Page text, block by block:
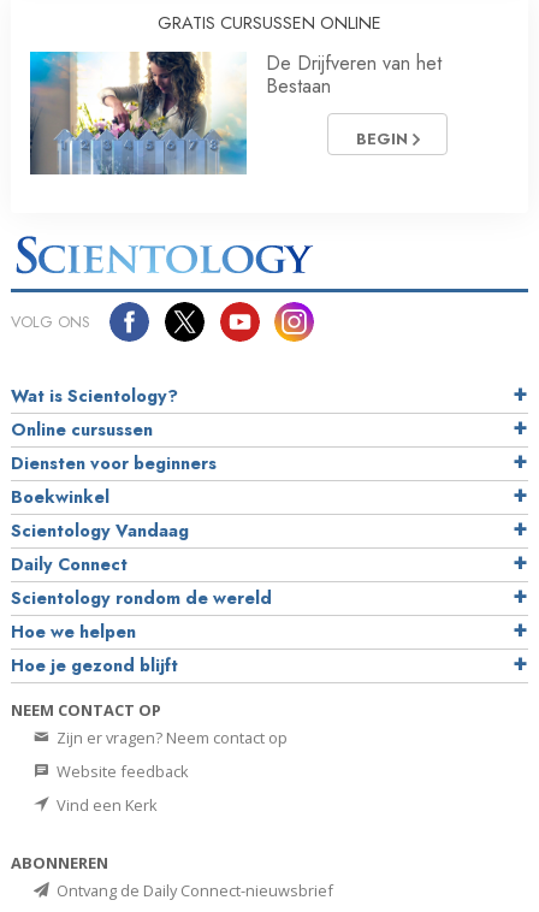
GRATIS CURSUSSEN ONLINE
De Drijfveren van het
Bestaan
BEGIN
VOLG ONS
Wat is Scientology?
Online cursussen
Diensten voor beginners
Boekwinkel
Scientology Vandaag
Daily Connect
Scientology rondom de wereld
Hoe we helpen
Hoe je gezond blijft
NEEM CONTACT OP
Zijn er vragen? Neem contact op
Website feedback
Vind een Kerk
ABONNEREN
Ontvang de Daily Connect-nieuwsbrief